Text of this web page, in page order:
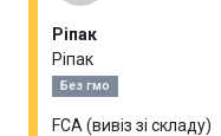
Ріпак
Ріпак
Без гмо
FCA (вивіз зі складу)